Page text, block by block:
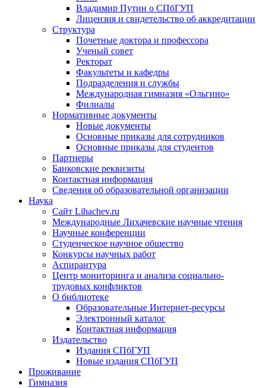
Владимир Путин о СПбГУП
Лицензия и свидетельство об аккредитации
Структура
Почетные доктора и профессора
Ученый совет
Ректорат
Факультеты и кафедры
Подразделения и службы
Международная гимназия «Ольгино»
Филиалы
Нормативные документы
Новые документы
Основные приказы для сотрудников
Основные приказы для студентов
Партнеры
Банковские реквизиты
Контактная информация
Сведения об образовательной организации
Наука
Сайт Lihachev.ru
Международные Лихачевские научные чтения
Научные конференции
Студенческое научное общество
Конкурсы научных работ
Аспирантура
Центр мониторинга и анализа социально-
трудовых конфликтов
О библиотеке
Образовательные Интернет-ресурсы
Электронный каталог
Контактная информация
Издательство
Издания СПбГУП
Новые издания СПбГУП
Проживание
Гимназия